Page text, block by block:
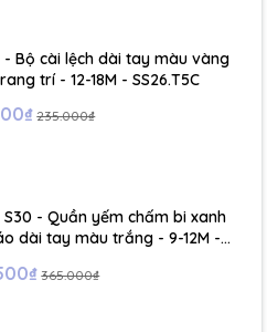
- Bộ cài lệch dài tay màu vàng
trí - 12-18M - SS26.T5C
235.000₫
S30 - Quần yếm chấm bi xanh
dài tay màu trắng - 9-12M -
365.000₫